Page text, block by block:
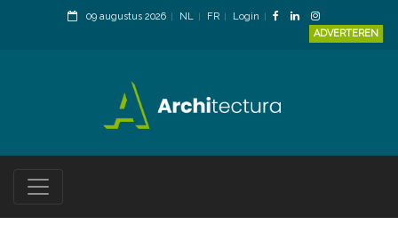
09 augustus 2026 NL FR
Login
ADVERTEREN